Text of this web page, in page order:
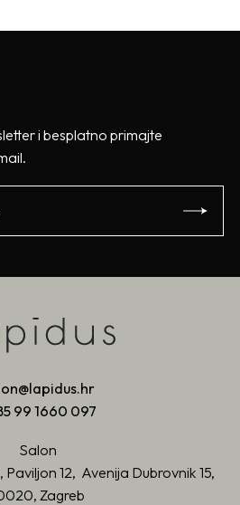
i besplatno primajte
99 1660 097
Salon
12, Avenija Dubrovnik 15,
Zagreb